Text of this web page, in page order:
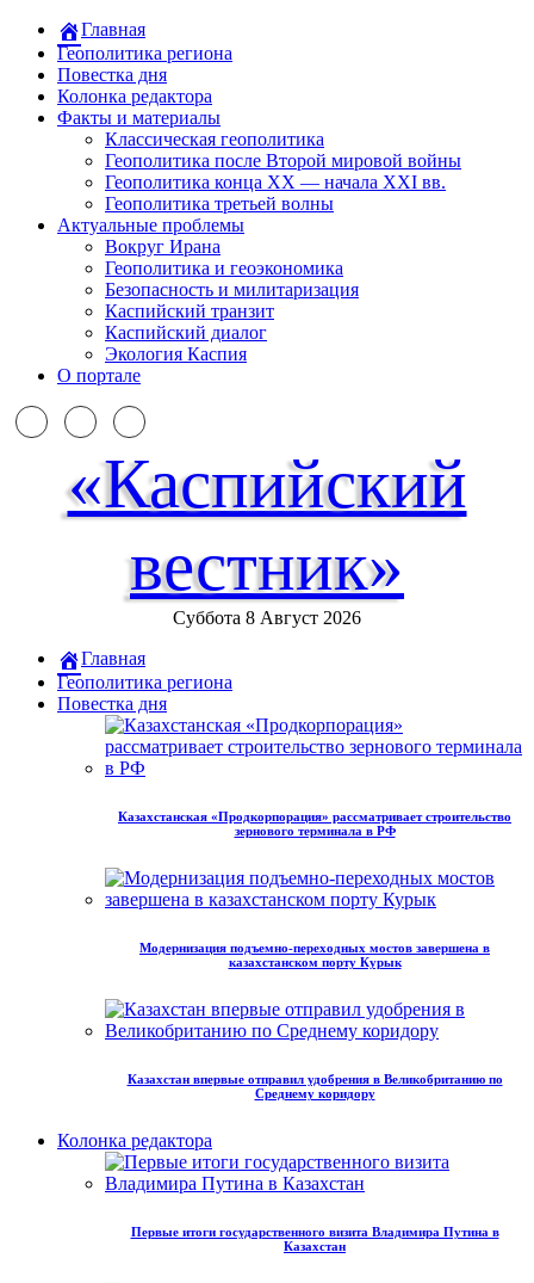
Главная
Геополитика региона
Повестка дня
Колонка редактора
Факты и материалы
Классическая геополитика
Геополитика после Второй мировой войны
Геополитика конца XX — начала XXI вв.
Геополитика третьей волны
Актуальные проблемы
Вокруг Ирана
Геополитика и геоэкономика
Безопасность и милитаризация
Каспийский транзит
Каспийский диалог
Экология Каспия
О портале
«Каспийский
вестник»
Суббота 8 Август 2026
Главная
Геополитика региона
Повестка дня
Казахстанская «Продкорпорация» рассматривает строительство
зернового терминала в РФ
Модернизация подъемно-переходных мостов завершена в
казахстанском порту Курык
Казахстан впервые отправил удобрения в Великобританию по
Среднему коридору
Колонка редактора
Первые итоги государственного визита Владимира Путина в
Казахстан